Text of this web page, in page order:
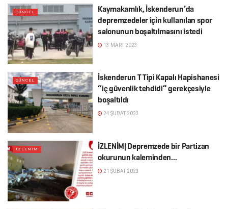
GÜNCEL
Kaymakamlık, İskenderun’da
depremzedeler için kullanılan spor
salonunun boşaltılmasını istedi
13 MART 2023
GÜNCEL
İskenderun T Tipi Kapalı Hapishanesi
“iç güvenlik tehdidi” gerekçesiyle
boşaltıldı
24 ŞUBAT 2023
İZLENİM
İZLENİM| Depremzede bir Partizan
okurunun kaleminden…
21 ŞUBAT 2023